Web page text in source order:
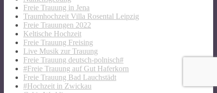
Freie Trauung in Jena
Traumhochzeit Villa Rosental Leipzig
Freie Trauungen 2022
Keltische Hochzeit
Freie Trauung Freising
Live Musik zur Trauung
Freie Trauung deutsch-polnisch#
#Freie Trauung auf Gut Haferkorn
Freie Trauung Bad Lauchstädt
#Hochzeit in Zwickau